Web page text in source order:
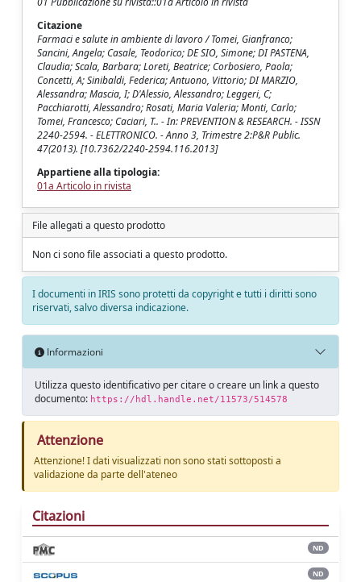
Citazione
Farmaci e salute in ambiente di lavoro / Tomei, Gianfranco;
Sancini, Angela; Casale, Teodorico; DE SIO, Simone; DI PASTENA,
Claudia; Scala, Barbara; Loreti, Beatrice; Corbosiero, Paola;
Concetti, A; Sinibaldi, Federica; Antuono, Vittorio; DI MARZIO,
Alessandra; Mascia, I; D'Alessio, Alessandro; Leggeri, C;
Pacchiarotti, Alessandro; Rosati, Maria Valeria; Monti, Carlo;
Tomei, Francesco; Caciari, T.. - In: PREVENTION & RESEARCH. - ISSN
2240-2594. - ELETTRONICO. - Anno 3, Trimestre 2:P&R Public.
47(2013). [10.7362/2240-2594.116.2013]
Appartiene alla tipologia:
01a Articolo in rivista
File allegati a questo prodotto
Non ci sono file associati a questo prodotto.
I documenti in IRIS sono protetti da copyright e tutti i diritti sono
riservati, salvo diversa indicazione.
Informazioni
Utilizza questo identificativo per citare o creare un link a questo
documento: https://hdl.handle.net/11573/514578
Attenzione
Attenzione! I dati visualizzati non sono stati sottoposti a
validazione da parte dell'ateneo
Citazioni
ND
ND